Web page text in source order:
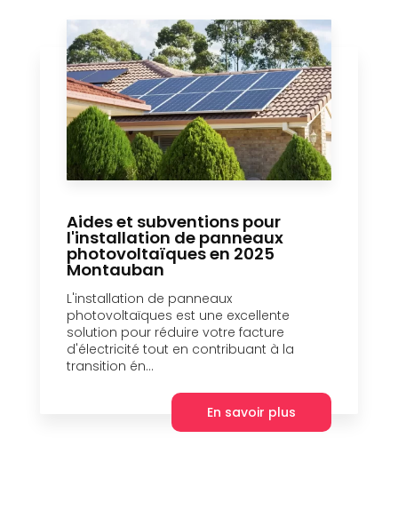
Aides et subventions pour
l'installation de panneaux
photovoltaïques en 2025
Montauban
L'installation de panneaux
photovoltaïques est une excellente
solution pour réduire votre facture
d'électricité tout en contribuant à la
transition én...
En savoir plus